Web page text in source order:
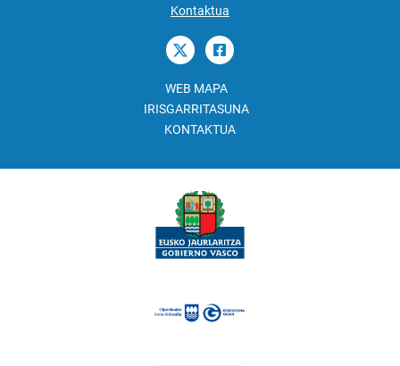
Kontaktua
WEB MAPA
IRISGARRITASUNA
KONTAKTUA